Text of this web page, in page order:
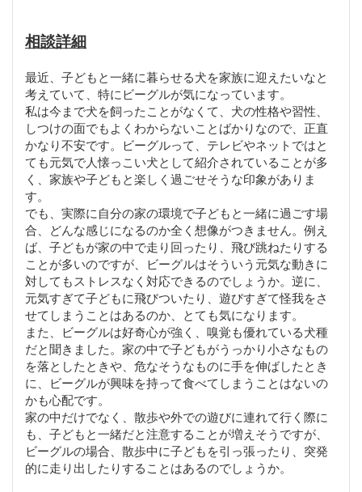
相談詳細
最近、子どもと一緒に暮らせる犬を家族に迎えたいなと
考えていて、特にビーグルが気になっています。
私は今まで犬を飼ったことがなくて、犬の性格や習性、
しつけの面でもよくわからないことばかりなので、正直
かなり不安です。ビーグルって、テレビやネットではと
ても元気で人懐っこい犬として紹介されていることが多
く、家族や子どもと楽しく過ごせそうな印象がありま
す。
でも、実際に自分の家の環境で子どもと一緒に過ごす場
合、どんな感じになるのか全く想像がつきません。例え
ば、子どもが家の中で走り回ったり、飛び跳ねたりする
ことが多いのですが、ビーグルはそういう元気な動きに
対してもストレスなく対応できるのでしょうか。逆に、
元気すぎて子どもに飛びついたり、遊びすぎて怪我をさ
せてしまうことはあるのか、とても気になります。
また、ビーグルは好奇心が強く、嗅覚も優れている犬種
だと聞きました。家の中で子どもがうっかり小さなもの
を落としたときや、危なそうなものに手を伸ばしたとき
に、ビーグルが興味を持って食べてしまうことはないの
かも心配です。
家の中だけでなく、散歩や外での遊びに連れて行く際に
も、子どもと一緒だと注意することが増えそうですが、
ビーグルの場合、散歩中に子どもを引っ張ったり、突発
的に走り出したりすることはあるのでしょうか。